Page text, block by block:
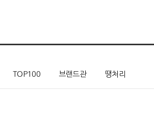
TOP100 브랜드관 땡처리